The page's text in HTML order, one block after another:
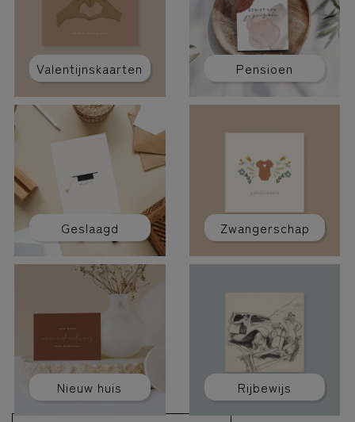
Valentijnskaarten Pensioen
Geslaagd Zwangerschap
Nieuw huis Rijbewijs